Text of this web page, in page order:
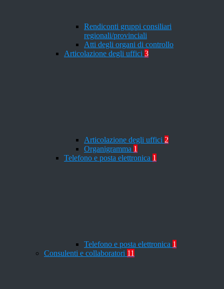
Rendiconti gruppi consiliari
regionali/provinciali
Atti degli organi di controllo
Articolazione degli uffici 3
Articolazione degli uffici 2
Organigramma 1
Telefono e posta elettronica 1
Telefono e posta elettronica 1
Consulenti e collaboratori 11